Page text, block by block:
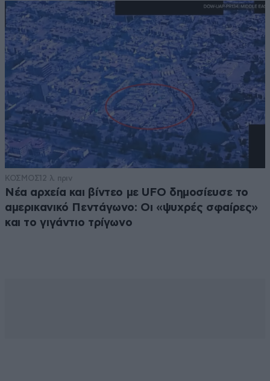
ΚΟΣΜΟΣ12 λ. πριν
Νέα αρχεία και βίντεο με UFO δημοσίευσε το
αμερικανικό Πεντάγωνο: Οι «ψυχρές σφαίρες»
και το γιγάντιο τρίγωνο